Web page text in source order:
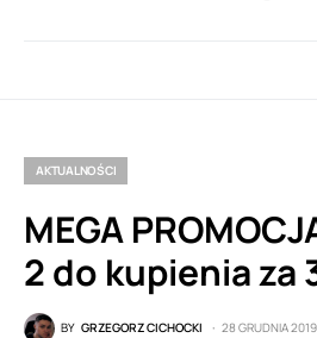
AKTUALNOŚCI
MEGA
2 do kupienia za
BY GRZEGORZ CICHOCKI 28 GRUDNIA 2019